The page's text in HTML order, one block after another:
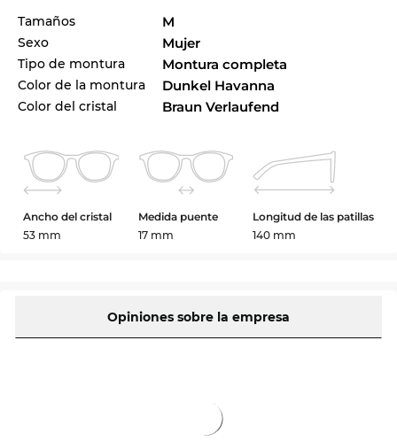
Tamaños M
Sexo Mujer
Tipo de montura Montura completa
Color de la montura Dunkel Havanna
Color del cristal Braun Verlaufend
Ancho del cristal
53 mm
Medida puente
17 mm
Longitud de las patillas
140 mm
Opiniones sobre la empresa